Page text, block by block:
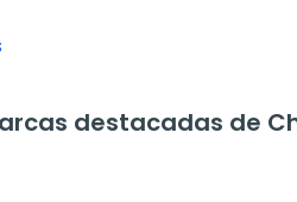
destacadas de